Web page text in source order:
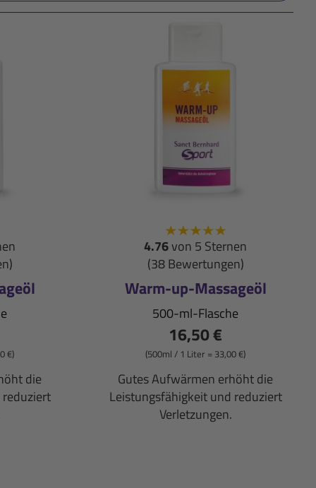
€)
die
4.76von 5 Sternen
(38 Bewertungen)
Warm-up-Massageöl
500-ml-Flasche
16,50 €
(500ml / 1 Liter = 33,00 €)
Gutes Aufwärmen erhöht die
Leistungsfähigkeit und reduziert
Verletzungen.